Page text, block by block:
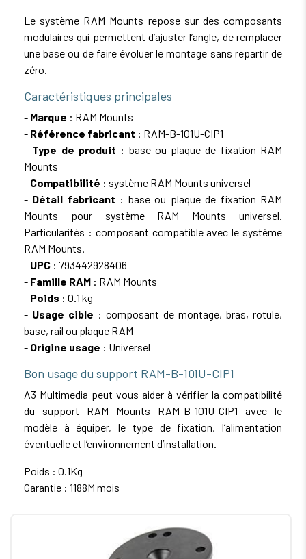
Le système RAM Mounts repose sur des composants
modulaires qui permettent d’ajuster l’angle, de remplacer
une base ou de faire évoluer le montage sans repartir de
zéro.
Caractéristiques principales
- Marque : RAM Mounts
- Référence fabricant : RAM-B-101U-CIP1
- Type de produit : base ou plaque de fixation RAM
Mounts
- Compatibilité : système RAM Mounts universel
- Détail fabricant : base ou plaque de fixation RAM
Mounts pour système RAM Mounts universel.
Particularités : composant compatible avec le système
RAM Mounts.
- UPC : 793442928406
- Famille RAM : RAM Mounts
- Poids : 0.1 kg
- Usage cible : composant de montage, bras, rotule,
base, rail ou plaque RAM
- Origine usage : Universel
Bon usage du support RAM-B-101U-CIP1
A3 Multimedia peut vous aider à vérifier la compatibilité
du support RAM Mounts RAM-B-101U-CIP1 avec le
modèle à équiper, le type de fixation, l’alimentation
éventuelle et l’environnement d’installation.
Poids : 0.1Kg
Garantie : 1188M mois